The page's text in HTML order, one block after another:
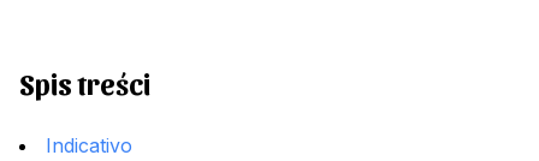
Spis treści
Indicativo